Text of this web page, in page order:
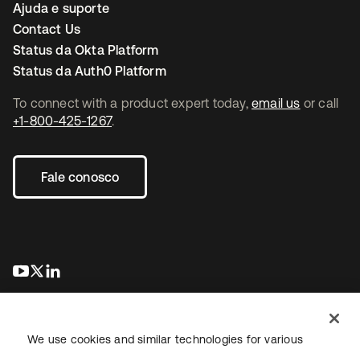
To connect with a product expert today, email us or call
+1-800-425-1267.
Fale conosco
abre em uma nova guia
abre em uma nova guia
Ajuda e suporte
Contact Us
Status da Okta Platform
Status da Auth0 Platform
We use cookies and similar technologies for various